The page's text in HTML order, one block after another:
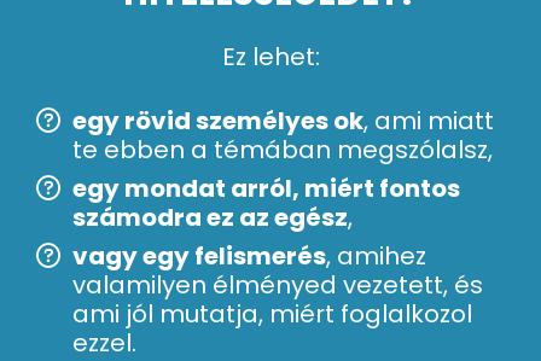
Ez lehet:
egy rövid személyes ok, ami miatt
te ebben a témában megszólalsz,
egy mondat arról, miért fontos
számodra ez az egész,
vagy egy felismerés, amihez
valamilyen élményed vezetett, és
ami jól mutatja, miért foglalkozol
ezzel.